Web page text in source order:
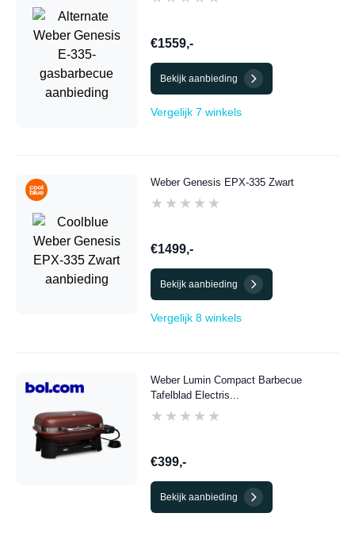
€1559,-
Bekijk aanbieding
Vergelijk 7 winkels
Weber Genesis EPX-335 Zwart
★★★★★
★★★★★
€1499,-
Bekijk aanbieding
Vergelijk 8 winkels
Weber Lumin Compact Barbecue
Tafelblad Electris...
★★★★★
★★★★★
€399,-
Bekijk aanbieding